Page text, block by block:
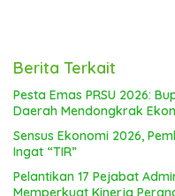
Berita Terkait
Pesta Emas PRSU 2026:
Daerah Mendongkrak
Sensus Ekonomi 2026,
Ingat “TIR”
Pelantikan 17 Pejabat